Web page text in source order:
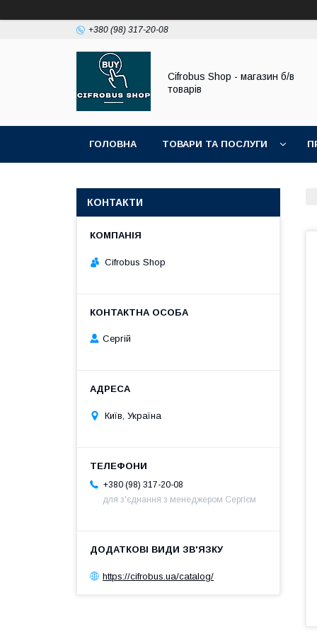
+380 (98) 317-20-08
Cifrobus Shop - магазин б/в
товарів
ГОЛОВНА ТОВАРИ ТА ПОСЛУГИ
КОНТАКТИ
Cifrobus Shop
Сергій
Київ, Україна
+380 (98) 317-20-08
для з'єднання з менеджером Сергієм
https://cifrobus.ua/catalog/